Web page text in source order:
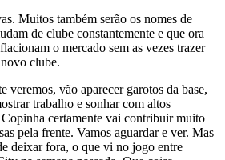
Muitos também serão os nomes de
de clube constantemente e que ora
o mercado sem as vezes trazer
clube.
veremos, vão aparecer garotos da base,
trabalho e sonhar com altos
certamente vai contribuir muito
pela frente. Vamos aguardar e ver. Mas
deixar fora, o que vi no jogo entre